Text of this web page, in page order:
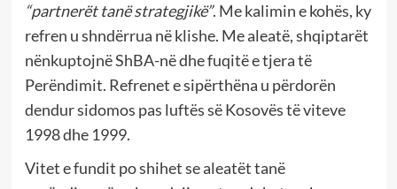
“partnerët tanë strategjikë”. Me kalimin e kohës, ky
refren u shndërrua në klishe. Me aleatë, shqiptarët
nënkuptojnë ShBA-në dhe fuqitë e tjera të
Perëndimit. Refrenet e sipërthëna u përdorën
dendur sidomos pas luftës së Kosovës të viteve
1998 dhe 1999.
Vitet e fundit po shihet se aleatët tanë